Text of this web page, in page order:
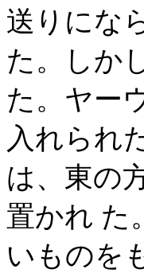
送りにな
た。しか
た。ヤー
入れられ
は、東の
置かれ た
いものを